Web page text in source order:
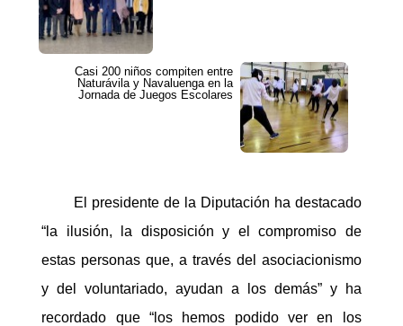
Casi 200 niños compiten entre
Naturávila y Navaluenga en la
Jornada de Juegos Escolares
El presidente de la Diputación ha destacado
“la ilusión, la disposición y el compromiso de
estas personas que, a través del asociacionismo
y del voluntariado, ayudan a los demás” y ha
recordado que “los hemos podido ver en los